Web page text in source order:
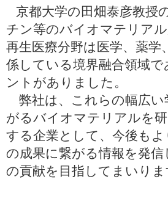
京都大学の田畑泰彦教授
チン等のバイオマテリア
再生医療分野は医学、薬学
係している境界融合領域で
ントがありました。
弊社は、これらの幅広い
がるバイオマテリアルを
する企業として、今後も
の成果に繋がる情報を発
の貢献を目指してまいりま